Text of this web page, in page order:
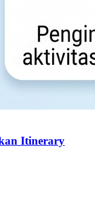
Itinerary